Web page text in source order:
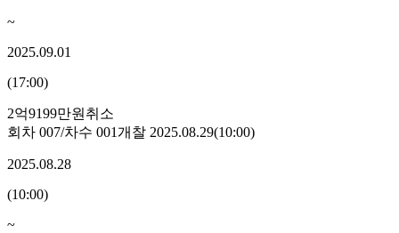
~
2025.09.01
(17:00)
2억9199만원 취소
회차 007/차수 001개찰 2025.08.29(10:00)
2025.08.28
(10:00)
~